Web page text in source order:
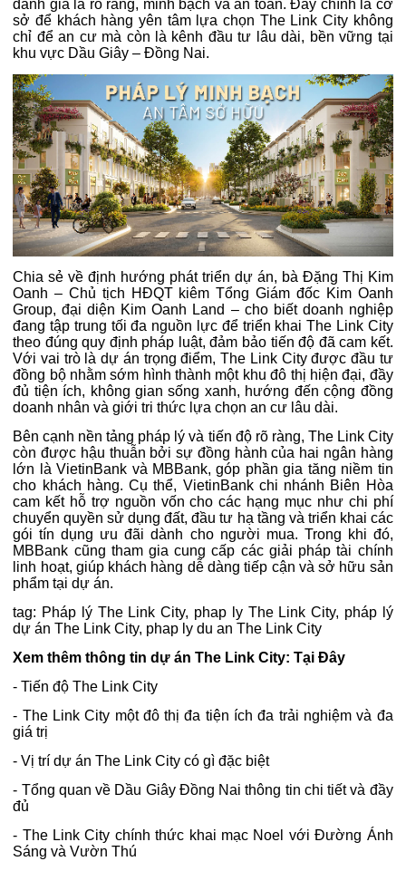
đánh giá là rõ ràng, minh bạch và an toàn. Đây chính là cơ
sở để khách hàng yên tâm lựa chọn The Link City không
chỉ để an cư mà còn là kênh đầu tư lâu dài, bền vững tại
khu vực Dầu Giây – Đồng Nai.
Chia sẻ về định hướng phát triển dự án, bà Đặng Thị Kim
Oanh – Chủ tịch HĐQT kiêm Tổng Giám đốc Kim Oanh
Group, đại diện Kim Oanh Land – cho biết doanh nghiệp
đang tập trung tối đa nguồn lực để triển khai The Link City
theo đúng quy định pháp luật, đảm bảo tiến độ đã cam kết.
Với vai trò là dự án trọng điểm, The Link City được đầu tư
đồng bộ nhằm sớm hình thành một khu đô thị hiện đại, đầy
đủ tiện ích, không gian sống xanh, hướng đến cộng đồng
doanh nhân và giới tri thức lựa chọn an cư lâu dài.
Bên cạnh nền tảng pháp lý và tiến độ rõ ràng, The Link City
còn được hậu thuẫn bởi sự đồng hành của hai ngân hàng
lớn là VietinBank và MBBank, góp phần gia tăng niềm tin
cho khách hàng. Cụ thể, VietinBank chi nhánh Biên Hòa
cam kết hỗ trợ nguồn vốn cho các hạng mục như chi phí
chuyển quyền sử dụng đất, đầu tư hạ tầng và triển khai các
gói tín dụng ưu đãi dành cho người mua. Trong khi đó,
MBBank cũng tham gia cung cấp các giải pháp tài chính
linh hoạt, giúp khách hàng dễ dàng tiếp cận và sở hữu sản
phẩm tại dự án.
tag: Pháp lý The Link City, phap ly The Link City, pháp lý
dự án The Link City, phap ly du an The Link City
Xem thêm thông tin dự án The Link City:Tại Đây
-Tiến độ The Link City
- The Link City một đô thị đa tiện ích đa trải nghiệm và đa
giá trị
-Vị trí dự án The Link City có gì đặc biệt
- Tổng quan về Dầu Giây Đồng Nai thông tin chi tiết và đầy
đủ
- The Link City chính thức khai mạc Noel với Đường Ánh
Sáng và Vườn Thú